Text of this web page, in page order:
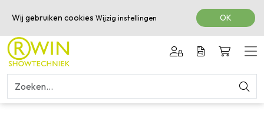
050-3601616
Wij gebruiken cookies Wijzig instellingen OK